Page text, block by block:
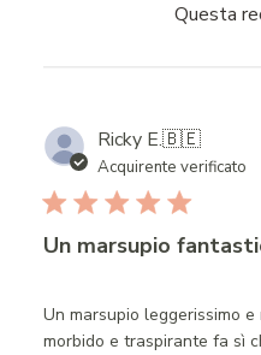
Questa
Ricky E.🇧🇪
Acquirente verificato
Un marsupio
Un marsupio leggerissimo
morbido e traspirante fa sì